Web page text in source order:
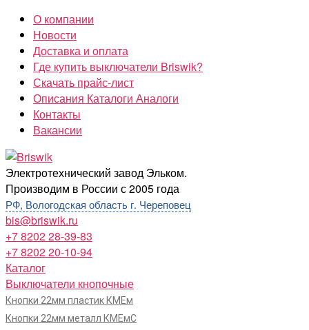
Перейти
содержимому
О компании
Новости
Доставка и оплата
Где купить выключатели Briswik?
Скачать прайс-лист
Описания Каталоги Аналоги
Контакты
Вакансии
Briswik
Электротехнический завод Эльком.
Производим в России с 2005 года
РФ, Вологодская область г. Череповец
bis@briswik.ru
+7 8202 28-39-83
+7 8202 20-10-94
Каталог
Выключатели кнопочные
Кнопки 22мм пластик КМЕм
Кнопки 22мм металл КМЕмС